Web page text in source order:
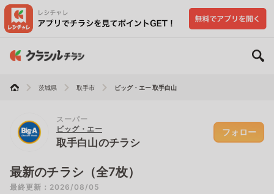
茨城県 取手市 ビッグ・エー 取手白山
スーパー
ビッグ・エー
取手白山のチラシ
フォロー
最新のチラシ（全7枚）
最終更新：2026/08/05